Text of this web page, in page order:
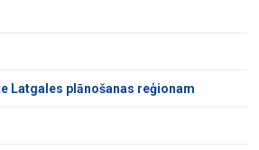
Latgales plānošanas reģionam